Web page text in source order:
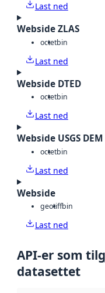
Last ned
Webside ZLAS
octetbin
Last ned
Webside DTED
octetbin
Last ned
Webside USGS DEM
octetbin
Last ned
Webside
geotiffbin
Last ned
API-er som
datasettet